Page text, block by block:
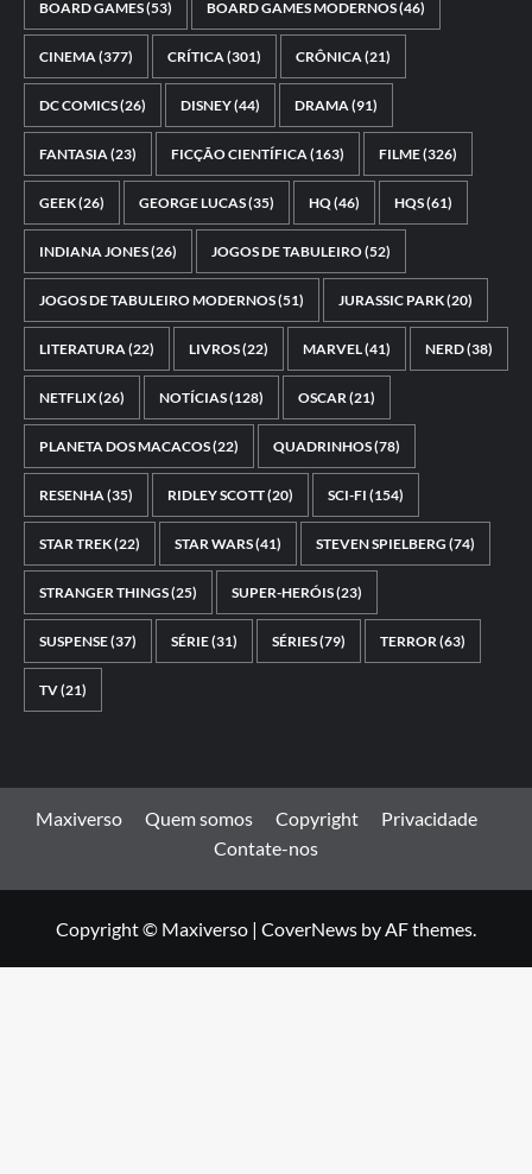
BOARD GAMES(53) BOARD GAMES MODERNOS(46)
CINEMA(377) CRÍTICA(301) CRÔNICA(21)
DC COMICS(26) DISNEY(44) DRAMA(91)
FANTASIA(23) FICÇÃO CIENTÍFICA(163) FILME(326)
GEEK(26) GEORGE LUCAS(35) HQ(46) HQS(61)
INDIANA JONES(26) JOGOS DE TABULEIRO(52)
JOGOS DE TABULEIRO MODERNOS(51) JURASSIC PARK(20)
LITERATURA(22) LIVROS(22) MARVEL(41) NERD(38)
NETFLIX(26) NOTÍCIAS(128) OSCAR(21)
PLANETA DOS MACACOS(22) QUADRINHOS(78)
RESENHA(35) RIDLEY SCOTT(20) SCI-FI (154)
STAR TREK(22) STAR WARS(41) STEVEN SPIELBERG (74)
STRANGER THINGS(25) SUPER-HERÓIS(23)
SUSPENSE(37) SÉRIE(31) SÉRIES(79) TERROR(63)
TV(21)
Maxiverso Quem somos Copyright
Privacidade
Contate-nos
Copyright © Maxiverso | CoverNews by AF themes.